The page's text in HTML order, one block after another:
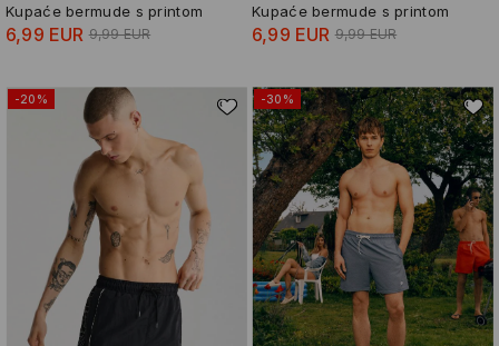
Kupaće bermude s printom
6,99 EUR 9,99 EUR
Kupaće bermude s printom
6,99 EUR 9,99 EUR
-20% -30%